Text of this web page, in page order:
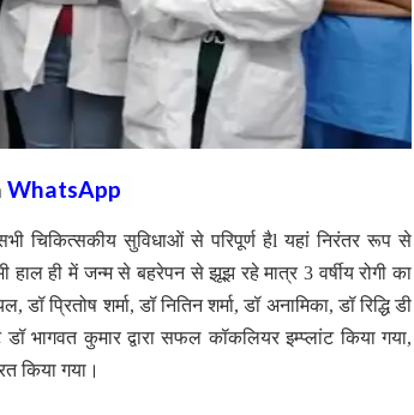
WhatsApp
चिकित्सकीय सुविधाओं से परिपूर्ण हैl यहां निरंतर रूप से
ही में जन्म से बहरेपन से झूझ रहे मात्र 3 वर्षीय रोगी का
प्रितोष शर्मा, डॉ नितिन शर्मा, डॉ अनामिका, डॉ रिद्धि डी
भागवत कुमार द्वारा सफल कॉकलियर इम्प्लांट किया गया,
किया गया।